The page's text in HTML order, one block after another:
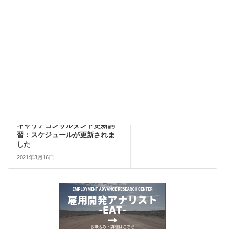
キャリアコンサルタント更新講
習：スケジュールが更新されま
した
2021年3月16日